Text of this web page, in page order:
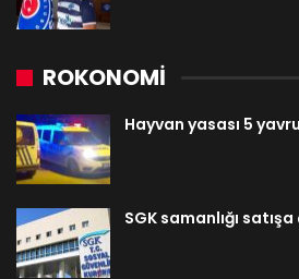
ROKONOMİ
Hayvan yasası 5
SGK samanlığı satışa